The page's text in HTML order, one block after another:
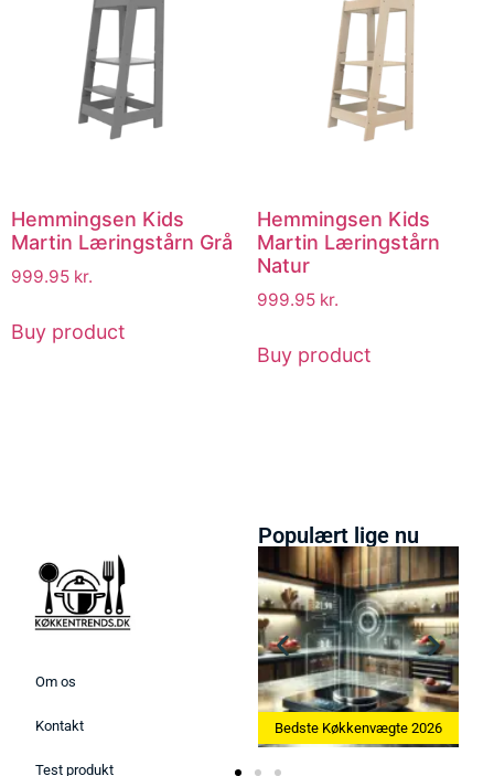
Hemmingsen Kids
Martin Læringstårn Grå
999.95 kr.
Buy product
Hemmingsen Kids
Martin Læringstårn
Natur
999.95 kr.
Buy product
Om os
Kontakt
Test produkt
Populært lige nu
Ismaskine 2026 Bedste Køkkenvægte 2026 Bedste